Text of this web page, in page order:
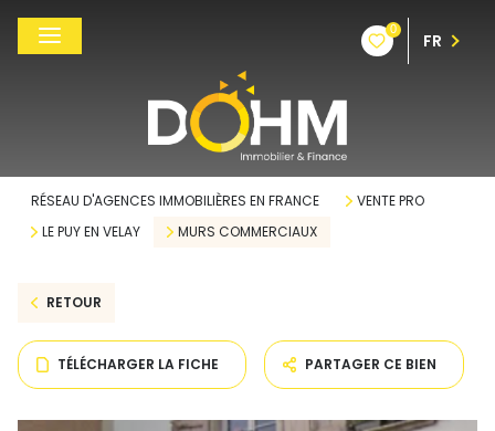
0
FR
RÉSEAU D'AGENCES IMMOBILIÈRES EN FRANCE
VENTE PRO
LE PUY EN VELAY
MURS COMMERCIAUX
RETOUR
TÉLÉCHARGER LA FICHE PARTAGER CE BIEN